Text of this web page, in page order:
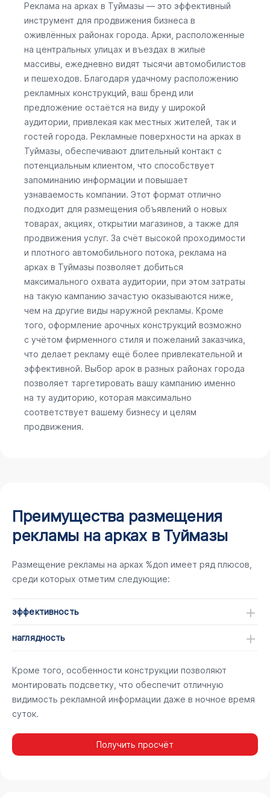
Реклама на арках в Туймазы — это эффективный
инструмент для продвижения бизнеса в
оживлённых районах города. Арки, расположенные
на центральных улицах и въездах в жилые
массивы, ежедневно видят тысячи автомобилистов
и пешеходов. Благодаря удачному расположению
рекламных конструкций, ваш бренд или
предложение остаётся на виду у широкой
аудитории, привлекая как местных жителей, так и
гостей города. Рекламные поверхности на арках в
Туймазы, обеспечивают длительный контакт с
потенциальным клиентом, что способствует
запоминанию информации и повышает
узнаваемость компании. Этот формат отлично
подходит для размещения объявлений о новых
товарах, акциях, открытии магазинов, а также для
продвижения услуг. За счёт высокой проходимости
и плотного автомобильного потока, реклама на
арках в Туймазы позволяет добиться
максимального охвата аудитории, при этом затраты
на такую кампанию зачастую оказываются ниже,
чем на другие виды наружной рекламы. Кроме
того, оформление арочных конструкций возможно
с учётом фирменного стиля и пожеланий заказчика,
что делает рекламу ещё более привлекательной и
эффективной. Выбор арок в разных районах города
позволяет таргетировать вашу кампанию именно
на ту аудиторию, которая максимально
соответствует вашему бизнесу и целям
продвижения.
Преимущества размещения
рекламы на арках в Туймазы
Размещение рекламы на арках %доп имеет ряд плюсов,
среди которых отметим следующие:
эффективность
наглядность
Кроме того, особенности конструкции позволяют
монтировать подсветку, что обеспечит отличную
видимость рекламной информации даже в ночное время
суток.
Получить просчёт